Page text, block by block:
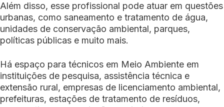
Além disso, esse profissional pode atuar em questões
urbanas, como saneamento e tratamento de água,
unidades de conservação ambiental, parques,
políticas públicas e muito mais.
Há espaço para técnicos em Meio Ambiente em
instituições de pesquisa, assistência técnica e
extensão rural, empresas de licenciamento ambiental,
prefeituras, estações de tratamento de resíduos,